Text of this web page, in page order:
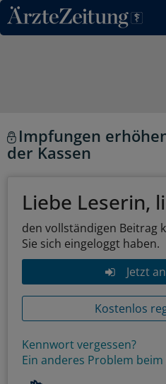
Direkt zum Inhaltsbereich
Impfungen
der Kassen
Liebe Leserin,
den vollständigen Beitrag
Sie sich eingeloggt haben.
Jetzt
Kostenlos
Kennwort vergessen?
Ein anderes Problem beim